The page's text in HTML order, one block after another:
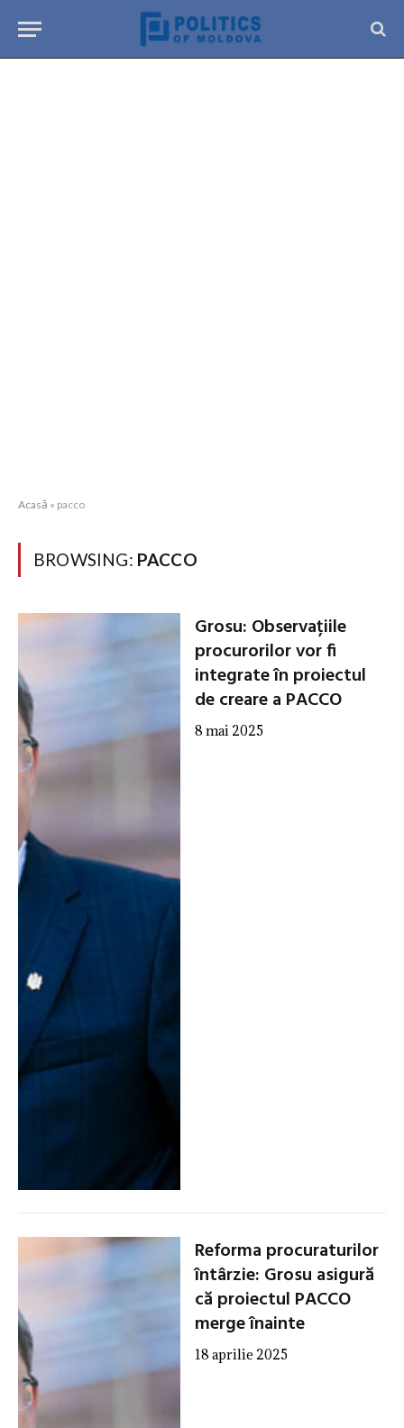
Acasă » pacco
BROWSING: PACCO
Grosu: Observațiile
procurorilor vor fi
integrate în proiectul
de creare a PACCO
8 mai 2025
Reforma procuraturilor
întârzie: Grosu asigură
că proiectul PACCO
merge înainte
18 aprilie 2025